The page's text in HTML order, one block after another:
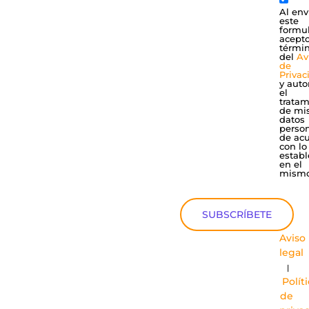
Al
este
del
de
y
el
de
datos
de
con lo
en el
SUBSCRÍBETE
Aviso
legal
|
de